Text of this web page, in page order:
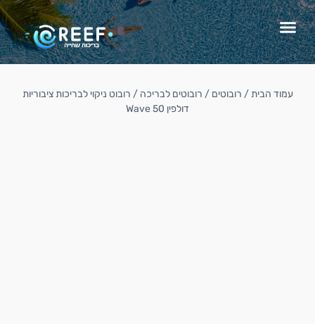
עמוד הבית/ רובוטים / רובוטים לבריכה / רובוט ניקוי לבריכות ציבוריות
דולפין Wave 50